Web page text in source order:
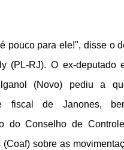
pouco para ele!", disse o
(PL-RJ). O ex-deputado
(Novo) pediu a
fiscal de Janones,
do Conselho de
(Coaf) sobre as